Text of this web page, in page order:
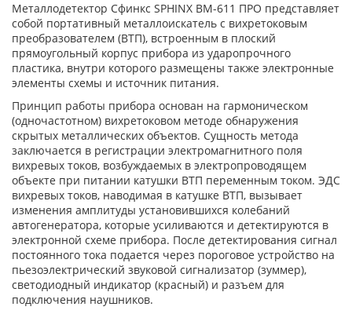
Металлодетектор Сфинкс SPHINX BM-611 ПРО представляет
собой портативный металлоискатель с вихретоковым
преобразователем (ВТП), встроенным в плоский
прямоугольный корпус прибора из ударопрочного
пластика, внутри которого размещены также электронные
элементы схемы и источник питания.
Принцип работы прибора основан на гармоническом
(одночастотном) вихретоковом методе обнаружения
скрытых металлических объектов. Сущность метода
заключается в регистрации электромагнитного поля
вихревых токов, возбуждаемых в электропроводящем
объекте при питании катушки ВТП переменным током. ЭДС
вихревых токов, наводимая в катушке ВТП, вызывает
изменения амплитуды установившихся колебаний
автогенератора, которые усиливаются и детектируются в
электронной схеме прибора. После детектирования сигнал
постоянного тока подается через пороговое устройство на
пьезоэлектрический звуковой сигнализатор (зуммер),
светодиодный индикатор (красный) и разъем для
подключения наушников.